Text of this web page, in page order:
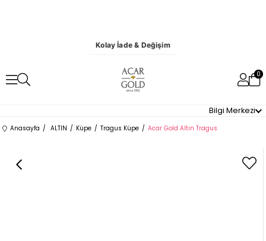
Kolay İade & Değişim
0
Bilgi Merkezi
Anasayfa ALTIN Küpe Tragus Küpe Acar Gold Altın Tragus